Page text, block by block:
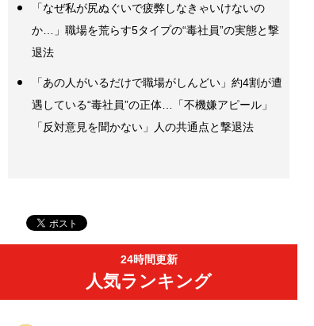
「なぜ私が尻ぬぐいで疲弊しなきゃいけないの
か…」職場を荒らす5タイプの“毒社員”の実態と撃
退法
「あの人がいるだけで職場がしんどい」約4割が遭
遇している“毒社員”の正体…「不機嫌アピール」
「反対意見を聞かない」人の共通点と撃退法
24時間更新
人気ランキング